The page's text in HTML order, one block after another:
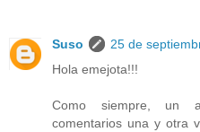
Suso
25 de
Hola emejota!!!
Como siempre, un
comentarios una y otra